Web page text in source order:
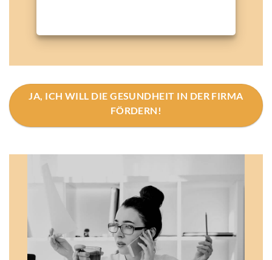
JA, ICH WILL DIE GESUNDHEIT IN DER FIRMA
FÖRDERN!